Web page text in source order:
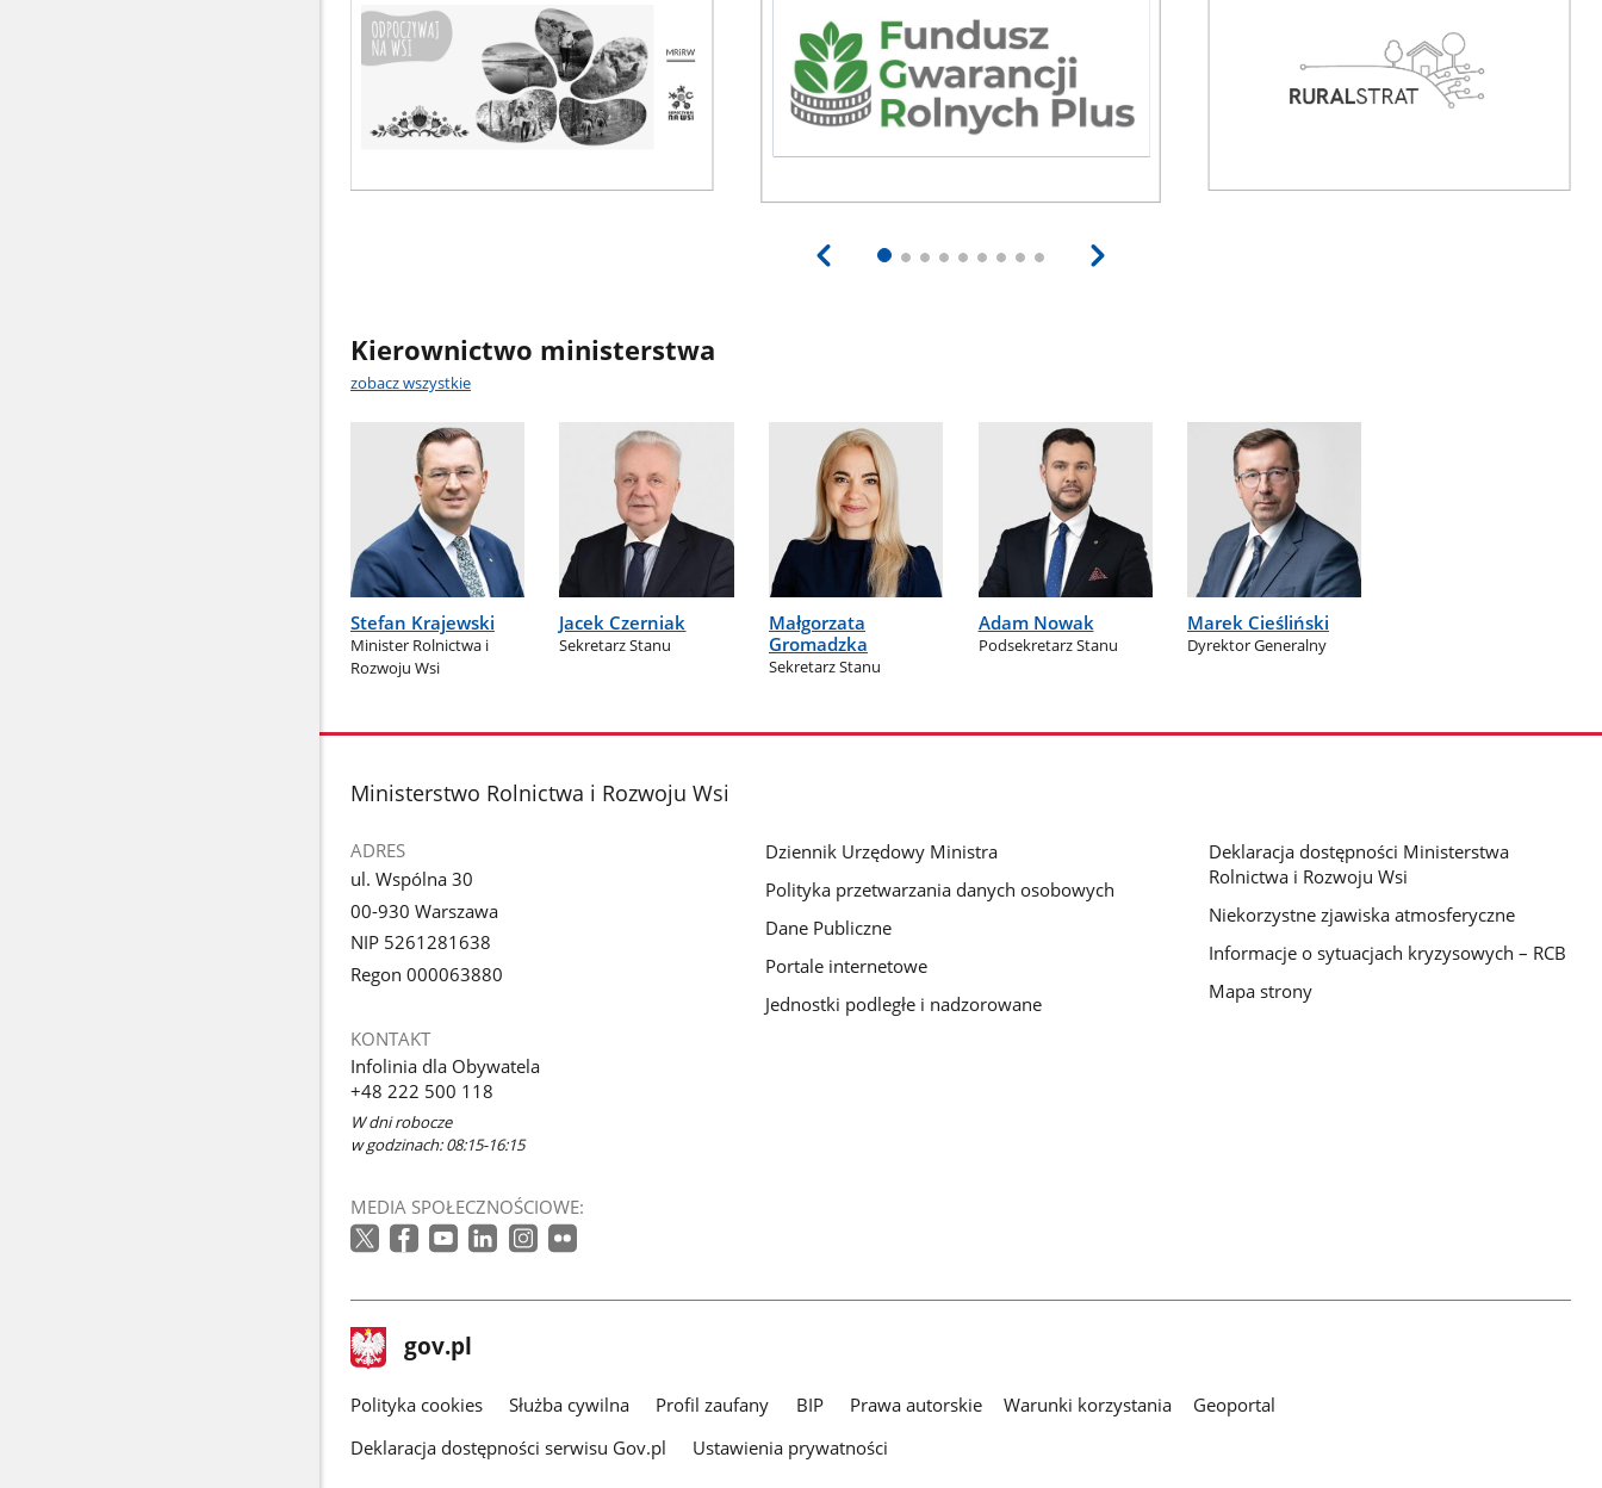
Kierownictwo ministerstwa
zobacz wszystkie
Stefan Krajewski
Minister Rolnictwa i
Rozwoju Wsi
Jacek Czerniak
Sekretarz Stanu
Małgorzata
Gromadzka
Sekretarz Stanu
Adam Nowak
Podsekretarz Stanu
Marek Cieśliński
Dyrektor Generalny
stopka
Ministerstwo Rolnictwa i Rozwoju Wsi
ADRES
ul. Wspólna 30
00-930 Warszawa
NIP 5261281638
Regon 000063880
KONTAKT
Infolinia dla Obywatela
+48 222 500 118
W dni robocze
w godzinach: 08:15-16:15
MEDIA SPOŁECZNOŚCIOWE:
Dziennik Urzędowy Ministra
Polityka przetwarzania danych osobowych
Dane Publiczne
Portale internetowe
Jednostki podległe i nadzorowane
Deklaracja dostępności Ministerstwa
Rolnictwa i Rozwoju Wsi
Niekorzystne zjawiska atmosferyczne
Informacje o sytuacjach kryzysowych – RCB
Mapa strony
stopka
gov.pl Strona
gov.pl
gov.pl
Polityka cookies Służba cywilna Profil zaufany BIP Prawa autorskie Warunki korzystania
Geoportal
Deklaracja dostępności serwisu Gov.pl
Ustawienia prywatności